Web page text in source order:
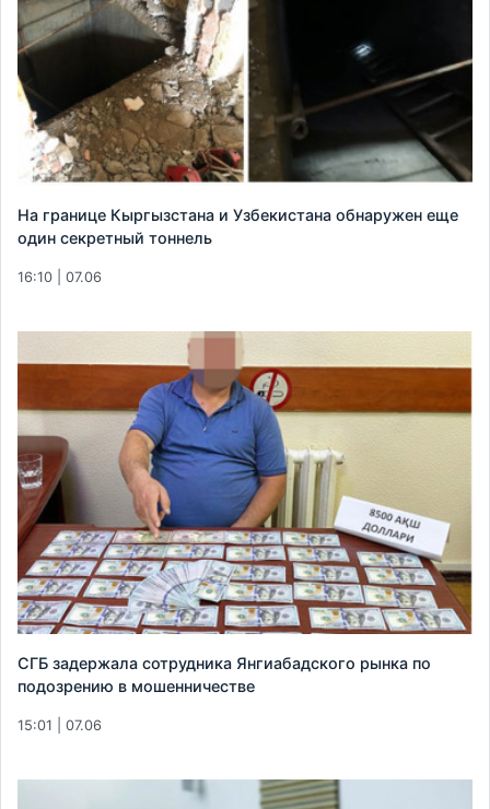
На границе Кыргызстана и Узбекистана обнаружен еще
один секретный тоннель
16:10 | 07.06
СГБ задержала сотрудника Янгиабадского рынка по
подозрению в мошенничестве
15:01 | 07.06